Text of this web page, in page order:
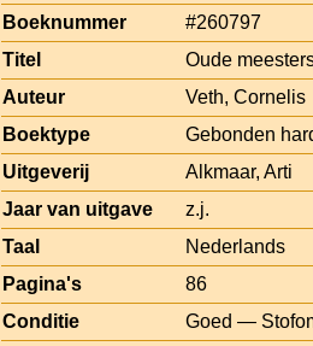
Boeknummer
#260797
Titel
Oude
Auteur
Veth, Cornelis
Boektype
Gebonden
Uitgeverij
Alkmaar, Arti
Jaar van uitgave
z.j.
Taal
Nederlands
Pagina's
86
Conditie
Goed —